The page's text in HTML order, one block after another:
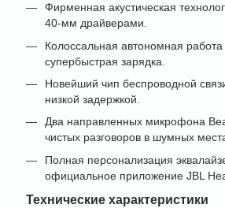
Фирменная акустическая
40-мм драйверами.
Колоссальная автономная
супербыстрая зарядка.
Новейший чип беспроводной
низкой задержкой.
Два направленных микрофона
чистых разговоров в шумных
Полная персонализация
официальное приложение JBL
Технические характеристики